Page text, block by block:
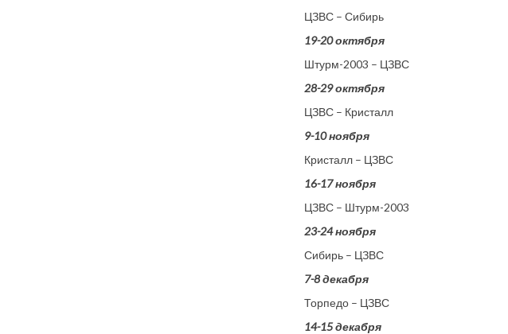
ЦЗВС – Сибирь
19-20 октября
Штурм-2003 – ЦЗВС
28-29 октября
ЦЗВС – Кристалл
9-10 ноября
Кристалл – ЦЗВС
16-17 ноября
ЦЗВС – Штурм-2003
23-24 ноября
Сибирь – ЦЗВС
7-8 декабря
Торпедо – ЦЗВС
14-15 декабря